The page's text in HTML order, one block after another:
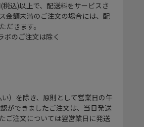
込)以上で、配送料をサービスさ
金額未満のご注文の場合には、配
だきます。
のご注文は除く
）を除き、原則として営業日の午
ができましたご注文は、当日発送
ご注文については翌営業日に発送